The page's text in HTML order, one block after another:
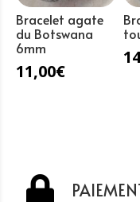
Bracelet agate
du Botswana
6mm
11,00€